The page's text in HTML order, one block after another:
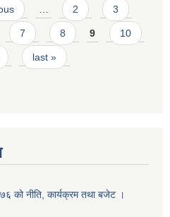
2 3
7 8 9 10
last »
को नीति, कार्यक्रम तथा बजेट ।